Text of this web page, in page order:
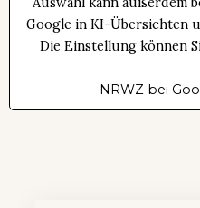
Google in KI-Übersichten
Die Einstellung können
NRWZ bei